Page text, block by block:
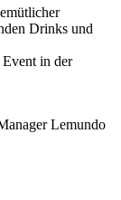
Drinks und
in der